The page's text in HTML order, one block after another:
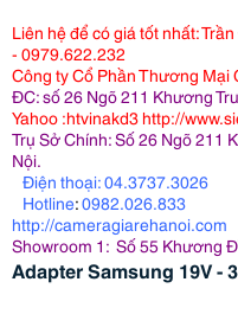
Liên hệ để có giá tốt nhất:
- 0979.622.232
Công ty Cổ Phần Thương Mại
ĐC: số 26 Ngõ 211 Khương
Yahoo :htvinakd3 http://
Trụ Sở Chính: Số 26 Ngõ 211
Nội.
Điện thoại:
Hotline:
http://cameragiarehanoi.com
Showroom 1: Số 55 Khương
Adapter Samsung 19V -